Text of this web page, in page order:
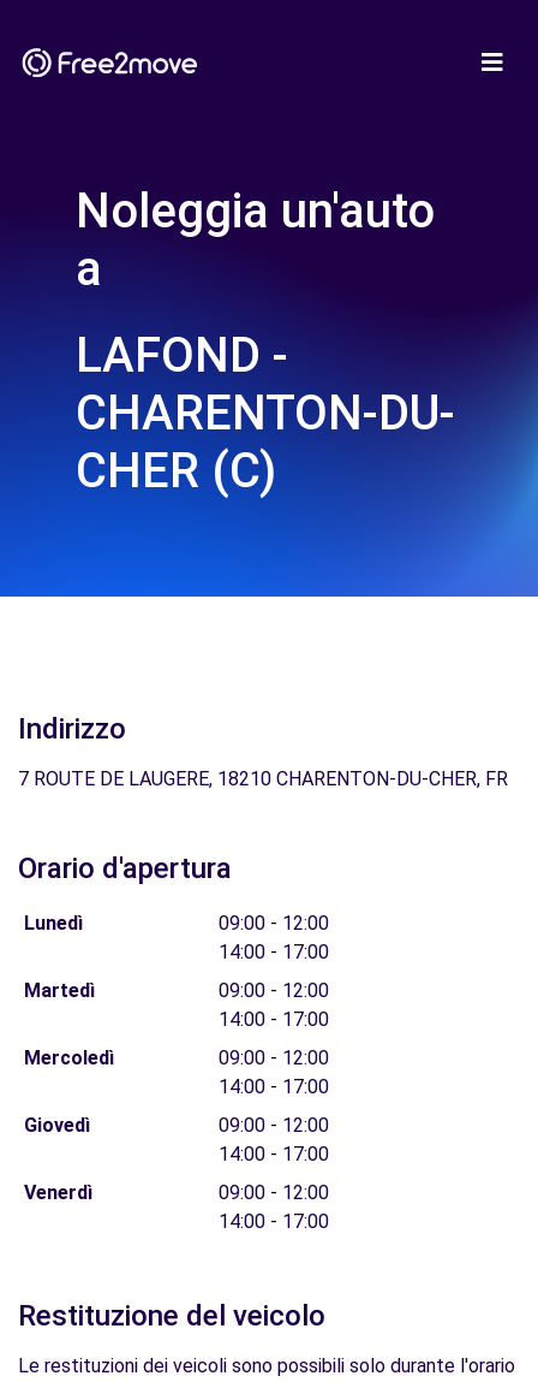
Noleggia un'auto
a
LAFOND -
CHARENTON-DU-
CHER (C)
Indirizzo
7 ROUTE DE LAUGERE, 18210 CHARENTON-DU-CHER, FR
Orario d'apertura
Lunedì
09:00 - 12:00
14:00 - 17:00
Martedì
09:00 - 12:00
14:00 - 17:00
Mercoledì
09:00 - 12:00
14:00 - 17:00
Giovedì
09:00 - 12:00
14:00 - 17:00
Venerdì
09:00 - 12:00
14:00 - 17:00
Restituzione del veicolo
Le restituzioni dei veicoli sono possibili solo durante l'orario